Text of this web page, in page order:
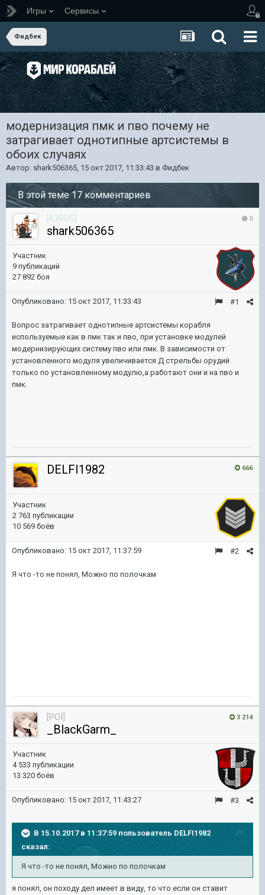
Игры Сервисы
Фидбек
модернизация пмк и пво почему не
затрагивает однотипные артсистемы в
обоих случаях
Автор: shark506365, 15 окт 2017, 11:33:43 в Фидбек
В этой теме 17 комментариев
0
[63RUS]
shark506365
Участник
9 публикаций
27 892 боя
#1
Опубликовано: 15 окт 2017, 11:33:43
Вопрос затрагивает однотипные артсистемы корабля
используемые как в пмк так и пво, при установке модулей
модернизирующих систему пво или пмк. В зависимости от
установленного модуля увеличивается Д стрельбы орудий
только по установленному модулю,а работают они и на пво и
пмк.
666
DELFI1982
Участник
2 763 публикации
10 569 боёв
#2
Опубликовано: 15 окт 2017, 11:37:59
Я что -то не понял, Можно по полочкам
3 214
[POI]
_BlackGarm_
Участник
4 533 публикации
13 320 боёв
#3
Опубликовано: 15 окт 2017, 11:43:27
В 15.10.2017 в 11:37:59 пользователь DELFI1982
сказал:
Я что -то не понял, Можно по полочкам
я понял, он походу дел имеет в виду, то что если он ставит